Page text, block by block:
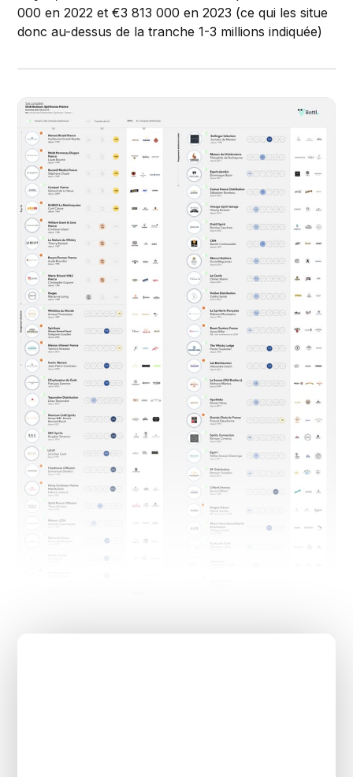
000 en 2022 et €3 813 000 en 2023 (ce qui les situe
donc au-dessus de la tranche 1-3 millions indiquée)